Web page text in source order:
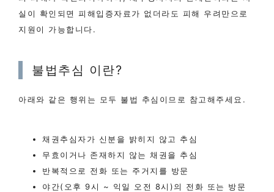
실이 확인되면 피해입증자료가 없더라도 피해 우려만으로
지원이 가능합니다.
불법추심 이란?
아래와 같은 행위는 모두 불법 추심이므로 참고해주세요.
채권추심자가 신분을 밝히지 않고 추심
무효이거나 존재하지 않는 채권을 추심
반복적으로 전화 또는 주거지를 방문
야간(오후 9시 ~ 익일 오전 8시)의 전화 또는 방문